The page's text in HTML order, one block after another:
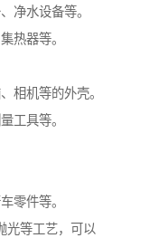
净水设备等。
热器等。
相机等的外壳。
工具等。
零件等。
光等工艺，可以